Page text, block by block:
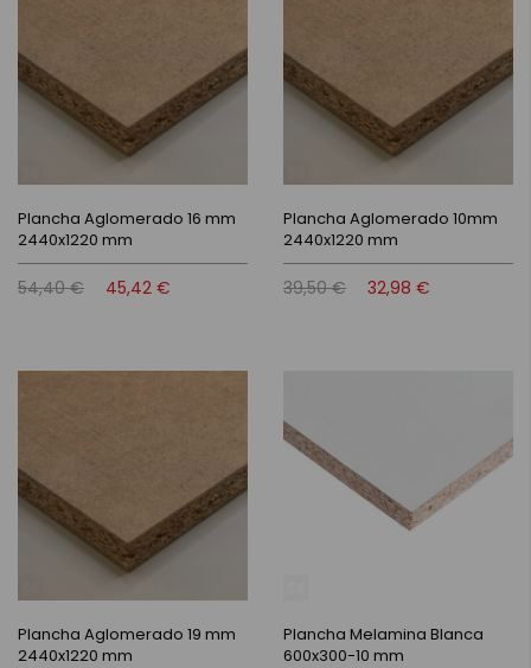
Plancha Aglomerado 16 mm
2440x1220 mm
54,40 € 45,42 €
Plancha Aglomerado 10mm
2440x1220 mm
39,50 € 32,98 €
Plancha Aglomerado 19 mm
2440x1220 mm
Plancha Melamina Blanca
600x300-10 mm